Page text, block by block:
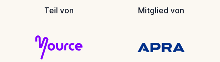
Teil von Mitglied von